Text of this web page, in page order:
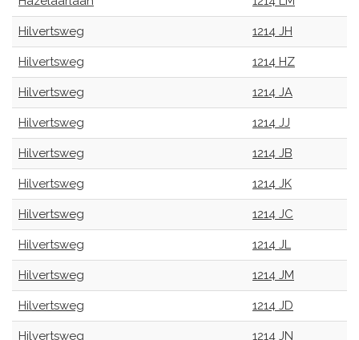
Hilvertsweg 1214 JH
Hilvertsweg 1214 HZ
Hilvertsweg 1214 JA
Hilvertsweg 1214 JJ
Hilvertsweg 1214 JB
Hilvertsweg 1214 JK
Hilvertsweg 1214 JC
Hilvertsweg 1214 JL
Hilvertsweg 1214 JM
Hilvertsweg 1214 JD
Hilvertsweg 1214 JN